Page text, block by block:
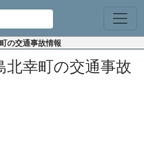
の交通事故情報
北幸町の交通事故